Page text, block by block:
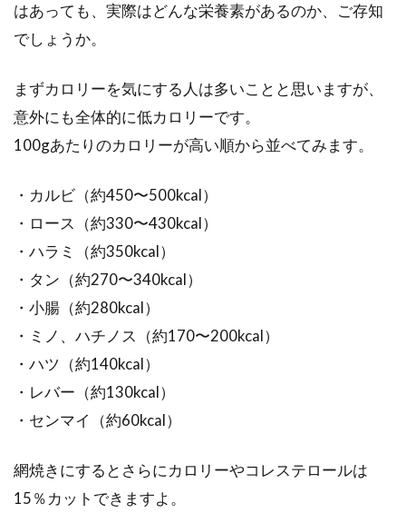
食べる断食！？七号食ダイエット！
断食と聞くと食べ物は食べずに体重を落とすイ
メージをお持ちの方も多いのではないでしょう
炭水化物を抜いて、野菜だけを食べ
るダイエットに潜む危険！
女性の方は、一度はダイエットをしようと思っ
たことがあるのではないでしょうか？よく耳に
するのが...
社会人の一人暮らしの食事は太る？
社会人になって、一人暮らしを始めた方も沢山
はあっても、実際はどんな栄養素があるのか、ご存知
でしょうか。
まずカロリーを気にする人は多いことと思いますが、
意外にも全体的に低カロリーです。
100gあたりのカロリーが高い順から並べてみます。
・カルビ（約450〜500kcal）
・ロース（約330〜430kcal）
・ハラミ（約350kcal）
・タン（約270〜340kcal）
・小腸（約280kcal）
・ミノ、ハチノス（約170〜200kcal）
・ハツ（約140kcal）
・レバー（約130kcal）
・センマイ（約60kcal）
網焼きにするとさらにカロリーやコレステロールは
15％カットできますよ。